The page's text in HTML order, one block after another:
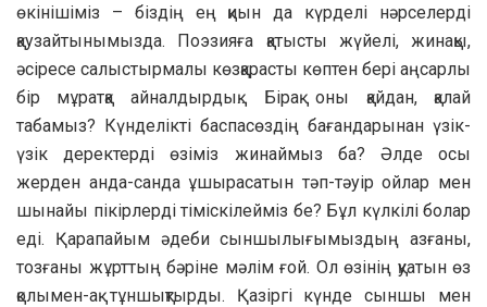
өкінішіміз – біздің ең қиын да күрделі нәрселерді
қаузайтынымызда. Поэзияға қатысты жүйелі, жинақы,
әсіресе салыстырмалы көзқарасты көптен бері аңсарлы
бір мұратқа айналдырдық… Бірақ оны қайдан, қалай
табамыз? Күнделікті баспасөздің бағандарынан үзік-
үзік деректерді өзіміз жинаймыз ба? Әлде осы
жерден анда-санда ұшырасатын тәп-тәуір ойлар мен
шынайы пікірлерді тіміскілейміз бе? Бұл күлкілі болар
еді. Қарапайым әдеби сыншылығымыздың азғаны,
тозғаны жұрттың бәріне мәлім ғой. Ол өзінің қуатын өз
қолымен-ақ тұншықтырды. Қазіргі күнде сыншы мен